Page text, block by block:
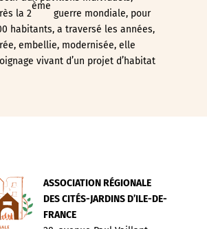
la 2
ème
guerre mondiale, pour
habitants, a traversé les années,
embellie, modernisée, elle
vivant d’un projet d’habitat
ASSOCIATION RÉGIONALE
DES CITÉS-JARDINS D’ILE-DE-
FRANCE